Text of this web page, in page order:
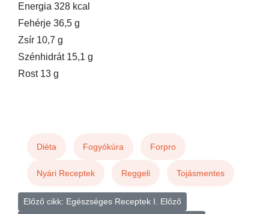
Energia 328 kcal
Fehérje 36,5 g
Zsír 10,7 g
Szénhidrát 15,1 g
Rost 13 g
Diéta Fogyókúra Forpro
Nyári Receptek Reggeli Tojásmentes
Előző cikk: Egészséges Receptek I. Előző